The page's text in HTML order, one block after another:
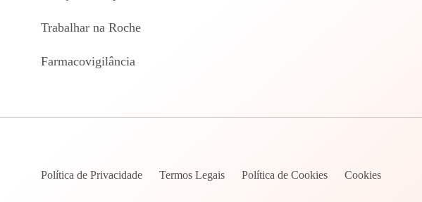
Trabalhar na Roche
Farmacovigilância
Política de Privacidade Termos Legais Política de Cookies Cookies